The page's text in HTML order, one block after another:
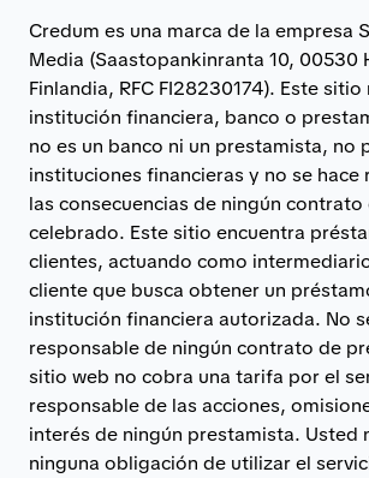
Credum es una marca de la empresa
Media (Saastopankinranta 10, 00530
Finlandia, RFC FI28230174). Este sitio
institución financiera, banco o
no es un banco ni un prestamista, no
instituciones financieras y no se hace
las consecuencias de ningún
celebrado. Este sitio encuentra
clientes, actuando como
cliente que busca obtener un
institución financiera autorizada. No
responsable de ningún contrato de
sitio web no cobra una tarifa por el
responsable de las acciones,
interés de ningún prestamista. Usted
ninguna obligación de utilizar el